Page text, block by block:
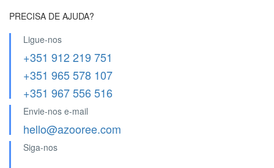
PRECISA DE AJUDA?
Ligue-nos
+351 912 219 751
+351 965 578 107
+351 967 556 516
Envie-nos e-mail
hello@azooree.com
Siga-nos